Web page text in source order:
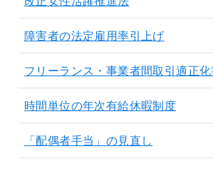
障害者の法定雇用率引上げ
フリーランス・事業者間取引適正
時間単位の年次有給休暇制度
「配偶者手当」の見直し